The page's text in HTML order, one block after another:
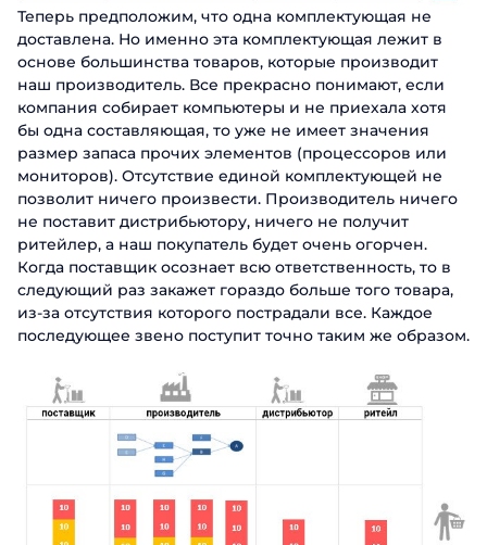
Теперь предположим, что одна комплектующая не
доставлена. Но именно эта комплектующая лежит в
основе большинства товаров, которые производит
наш производитель. Все прекрасно понимают, если
компания собирает компьютеры и не приехала хотя
бы одна составляющая, то уже не имеет значения
размер запаса прочих элементов (процессоров или
мониторов). Отсутствие единой комплектующей не
позволит ничего произвести. Производитель ничего
не поставит дистрибьютору, ничего не получит
ритейлер, а наш покупатель будет очень огорчен.
Когда поставщик осознает всю ответственность, то в
следующий раз закажет гораздо больше того товара,
из-за отсутствия которого пострадали все. Каждое
последующее звено поступит точно таким же образом.
Заказать
презентацию
Заполните форму, чтобы узнать
больше о продуктах ABM Cloud
Имя
Заказать звонок